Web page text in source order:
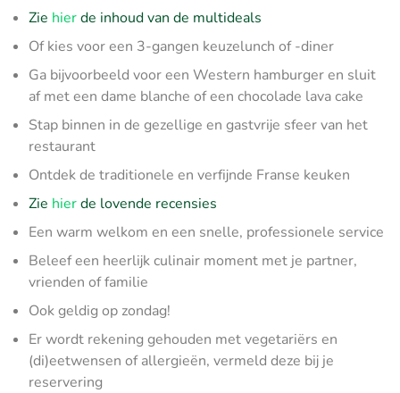
Zie hierde inhoud van de multideals
Of kies voor een 3-gangen keuzelunch of -diner
Ga bijvoorbeeld voor een Western hamburger en sluit
af met een dame blanche of een chocolade lava cake
Stap binnen in de gezellige en gastvrije sfeer van het
restaurant
Ontdek de traditionele en verfijnde Franse keuken
Zie hierde lovende recensies
Een warm welkom en een snelle, professionele service
Beleef een heerlijk culinair moment met je partner,
vrienden of familie
Ook geldig op zondag!
Er wordt rekening gehouden met vegetariërs en
(di)eetwensen of allergieën, vermeld deze bij je
reservering